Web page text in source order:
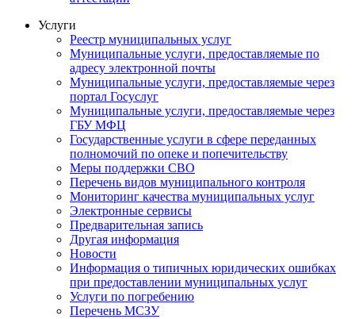
Услуги
Реестр муниципальных услуг
Муниципальные услуги, предоставляемые по
адресу электронной почты
Муниципальные услуги, предоставляемые через
портал Госуслуг
Муниципальные услуги, предоставляемые через
ГБУ МФЦ
Государственные услуги в сфере переданных
полномочий по опеке и попечительству
Меры поддержки СВО
Перечень видов муниципального контроля
Мониторинг качества муниципальных услуг
Электронные сервисы
Предварительная запись
Другая информация
Новости
Информация о типичных юридических ошибках
при предоставлении муниципальных услуг
Услуги по погребению
Перечень МСЗУ